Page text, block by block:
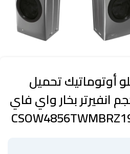
كاندي 8 كيلو أوتوماتيك تحميل
تجفيف 5 كجم انفيرتر بخار واي فاي